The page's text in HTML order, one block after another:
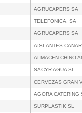
AGRUCAPERS SA
TELEFONICA, SA
AGRUCAPERS SA
AISLANTES
ALMACEN CHINO
SACYR AGUA SL.
CERVEZAS GRAN
AGORA CATERING
SURPLASTIK SL